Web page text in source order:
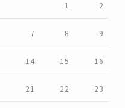
1 2
7 8 9
14 15 16
21 22 23